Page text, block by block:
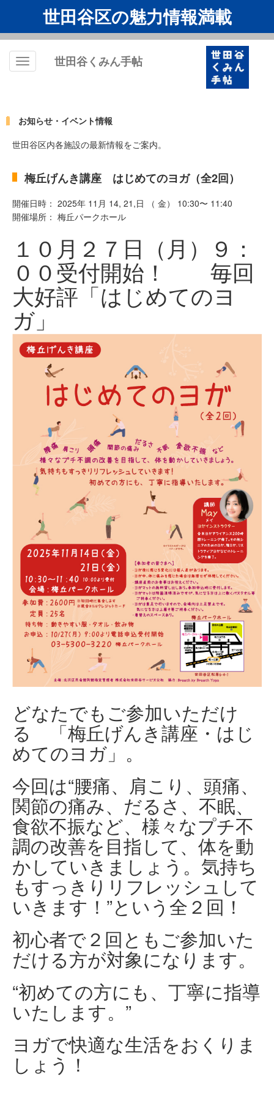
世田谷区の魅力情報満載
Toggle
世田谷くみん手帖
お知らせ・イベント情報
世田谷区内各施設の最新情報をご案内。
梅丘げんき講座 はじめてのヨガ（全2回）
開催日時： 2025年 11月 14, 21,日 （ 金） 10:30〜 11:40
開催場所： 梅丘パークホール
１０月２７日（月）９：
００受付開始！ 毎回
大好評「はじめてのヨ
ガ」
どなたでもご参加いただけ
る 「梅丘げんき講座・はじ
めてのヨガ」。
今回は“腰痛、肩こり、頭痛、
関節の痛み、だるさ、不眠、
食欲不振など、様々なプチ不
調の改善を目指して、体を動
かしていきましょう。気持ち
もすっきりリフレッシュして
いきます！”という全２回！
初心者で２回ともご参加いた
だける方が対象になります。
“初めての方にも、丁寧に指導
いたします。”
ヨガで快適な生活をおくりま
しょう！